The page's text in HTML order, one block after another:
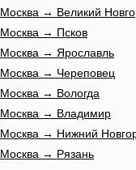
Москва → Великий
Москва → Псков
Москва → Ярославль
Москва → Череповец
Москва → Вологда
Москва → Владимир
Москва → Нижний
Москва → Рязань